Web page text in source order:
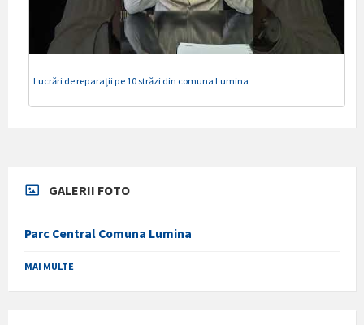
Lucrări de reparații pe 10 străzi din comuna Lumina
GALERII FOTO
Parc Central Comuna Lumina
MAI MULTE